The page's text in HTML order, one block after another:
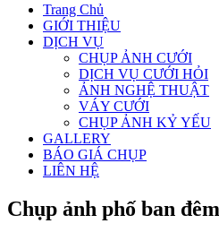
Trang Chủ
GIỚI THIỆU
DỊCH VỤ
CHỤP ẢNH CƯỚI
DỊCH VỤ CƯỚI HỎI
ẢNH NGHỆ THUẬT
VÁY CƯỚI
CHỤP ẢNH KỶ YẾU
GALLERY
BÁO GIÁ CHỤP
LIÊN HỆ
Chụp ảnh phố ban